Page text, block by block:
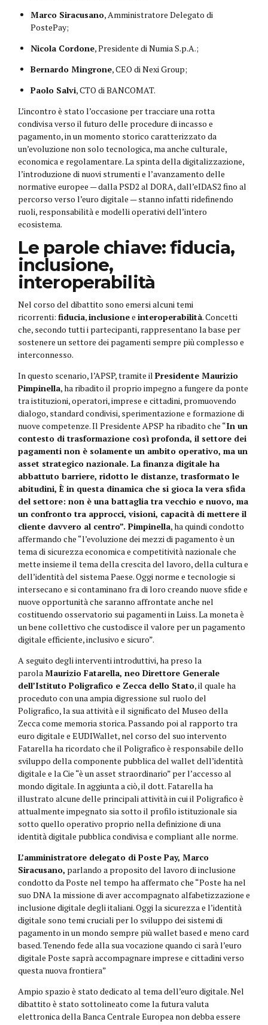
Marco Siracusano, Amministratore Delegato di
PostePay;
Nicola Cordone, Presidente di Numia S.p.A.;
Bernardo Mingrone, CEO di Nexi Group;
Paolo Salvi, CTO di BANCOMAT.
L’incontro è stato l’occasione per tracciare una rotta
condivisa verso il futuro delle procedure di incasso e
pagamento, in un momento storico caratterizzato da
un’evoluzione non solo tecnologica, ma anche culturale,
economica e regolamentare. La spinta della digitalizzazione,
l’introduzione di nuovi strumenti e l’avanzamento delle
normative europee — dalla PSD2 al DORA, dall’eIDAS2 fino al
percorso verso l’euro digitale — stanno infatti ridefinendo
ruoli, responsabilità e modelli operativi dell’intero
ecosistema.
Le parole chiave: fiducia,
inclusione,
interoperabilità
Nel corso del dibattito sono emersi alcuni temi
ricorrenti: fiducia,inclusionee interoperabilità. Concetti
che, secondo tutti i partecipanti, rappresentano la base per
sostenere un settore dei pagamenti sempre più complesso e
interconnesso.
In questo scenario, l’APSP, tramite il Presidente Maurizio
Pimpinella, ha ribadito il proprio impegno a fungere da ponte
tra istituzioni, operatori, imprese e cittadini, promuovendo
dialogo, standard condivisi, sperimentazione e formazione di
nuove competenze. Il Presidente APSP ha ribadito che “In un
contesto di trasformazione così profonda, il settore dei
pagamenti non è solamente un ambito operativo, ma un
asset strategico nazionale. La finanza digitale ha
abbattuto barriere, ridotto le distanze, trasformato le
abitudini, È in questa dinamica che si gioca la vera sfida
del settore: non è una battaglia tra vecchio e nuovo, ma
un confronto tra approcci, visioni, capacità di mettere il
cliente davvero al centro”. Pimpinella, ha quindi condotto
affermando che “l’evoluzione dei mezzi di pagamento è un
tema di sicurezza economica e competitività nazionale che
mette insieme il tema della crescita del lavoro, della cultura e
dell’identità del sistema Paese. Oggi norme e tecnologie si
intersecano e si contaminano fra di loro creando nuove sfide e
nuove opportunità che saranno affrontate anche nel
costituendo osservatorio sui pagamenti in Luiss. La moneta è
un bene collettivo che custodisce il valore per un pagamento
digitale efficiente, inclusivo e sicuro”.
A seguito degli interventi introduttivi, ha preso la
parola Maurizio Fatarella, neo Direttore Generale
dell’Istituto Poligrafico e Zecca dello Stato, il quale ha
proceduto con una ampia digressione sul ruolo del
Poligrafico, la sua attività e il significato del Museo della
Zecca come memoria storica. Passando poi al rapporto tra
euro digitale e EUDIWallet, nel corso del suo intervento
Fatarella ha ricordato che il Poligrafico è responsabile dello
sviluppo della componente pubblica del wallet dell’identità
digitale e la Cie “è un asset straordinario” per l’accesso al
mondo digitale. In aggiunta a ciò, il dott. Fatarella ha
illustrato alcune delle principali attività in cui il Poligrafico è
attualmente impegnato sia sotto il profilo istituzionale sia
sotto quello operativo proprio nella definizione di una
identità digitale pubblica condivisa e compliant alle norme.
L’amministratore delegato di Poste Pay, Marco
Siracusano, parlando a proposito del lavoro di inclusione
condotto da Poste nel tempo ha affermato che “Poste ha nel
suo DNA la missione di aver accompagnato alfabetizzazione e
inclusione digitale degli italiani. Oggi la sicurezza e l’identità
digitale sono temi cruciali per lo sviluppo dei sistemi di
pagamento in un mondo sempre più wallet based e meno card
based. Tenendo fede alla sua vocazione quando ci sarà l’euro
digitale Poste saprà accompagnare imprese e cittadini verso
questa nuova frontiera”
Ampio spazio è stato dedicato al tema dell’euro digitale. Nel
dibattito è stato sottolineato come la futura valuta
elettronica della Banca Centrale Europea non debba essere